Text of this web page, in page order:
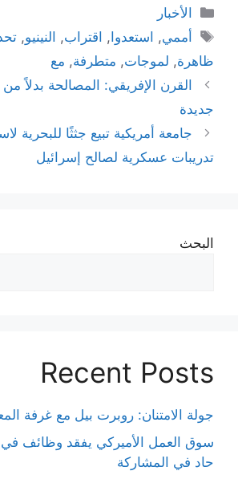
التصنيفات
الأخبار
الوسوم
أممي, استعدوا , اقتراب, النينيو,
ظاهرة, لموجات, متطرفة, مع
القرن الإفريقي: المصالحة بدلاً
جديدة
جامعة أمريكية تبيع جثثًا للبحرية
تدريبات عسكرية لصالح إسرائيل
البحث
Recent Posts
جولة الامتنان: روبرت بيل مع غرفة
سوق العمل الأميركي يفقد وظائف في
حاد في المشاركة